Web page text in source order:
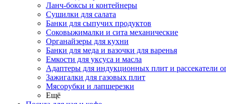
Ланч-боксы и контейнеры
Сушилки для салата
Банки для сыпучих продуктов
Соковыжималки и сита механические
Органайзеры для кухни
Банки для меда и вазочки для варенья
Емкости для уксуса и масла
Адаптеры для индукционных плит и рассекатели
Зажигалки для газовых плит
Мясорубки и лапшерезки
Ещё